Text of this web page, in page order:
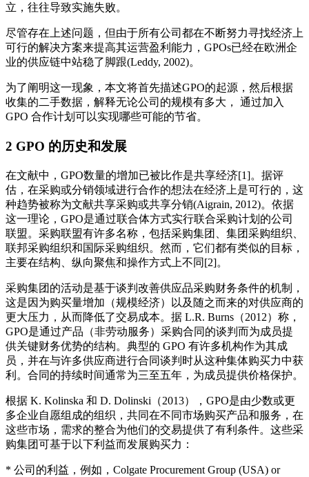
立，往往导致实施失败。
尽管存在上述问题，但由于所有公司都在不断努力寻找经济上
可行的解决方案来提高其运营盈利能力，GPOs已经在欧洲企
业的供应链中站稳了脚跟(Leddy, 2002)。
为了阐明这一现象，本文将首先描述GPO的起源，然后根据
收集的二手数据，解释无论公司的规模有多大， 通过加入
GPO 合作计划可以实现哪些可能的节省。
2 GPO 的历史和发展
在文献中，GPO数量的增加已被比作是共享经济[1]。据评
估，在采购或分销领域进行合作的想法在经济上是可行的，这
种趋势被称为文献共享采购或共享分销(Aigrain, 2012)。依据
这一理论，GPO是通过联合体方式实行联合采购计划的公司
联盟。采购联盟有许多名称，包括采购集团、集团采购组织、
联邦采购组织和国际采购组织。然而，它们都有类似的目标，
主要在结构、纵向聚焦和操作方式上不同[2]。
采购集团的活动是基于谈判改善供应品采购财务条件的机制，
这是因为购买量增加（规模经济）以及随之而来的对供应商的
更大压力，从而降低了交易成本。据 L.R. Burns（2012）称，
GPO是通过产品（非劳动服务）采购合同的谈判而为成员提
供关键财务优势的结构。典型的 GPO 有许多机构作为其成
员，并在与许多供应商进行合同谈判时从这种集体购买力中获
利。合同的持续时间通常为三至五年，为成员提供价格保护。
根据 K. Kolinska 和 D. Dolinski（2013），GPO是由少数或更
多企业自愿组成的组织，共同在不同市场购买产品和服务，在
这些市场，需求的整合为他们的交易提供了有利条件。这些采
购集团可基于以下利益而发展购买力：
* 公司的利益，例如，Colgate Procurement Group (USA) or